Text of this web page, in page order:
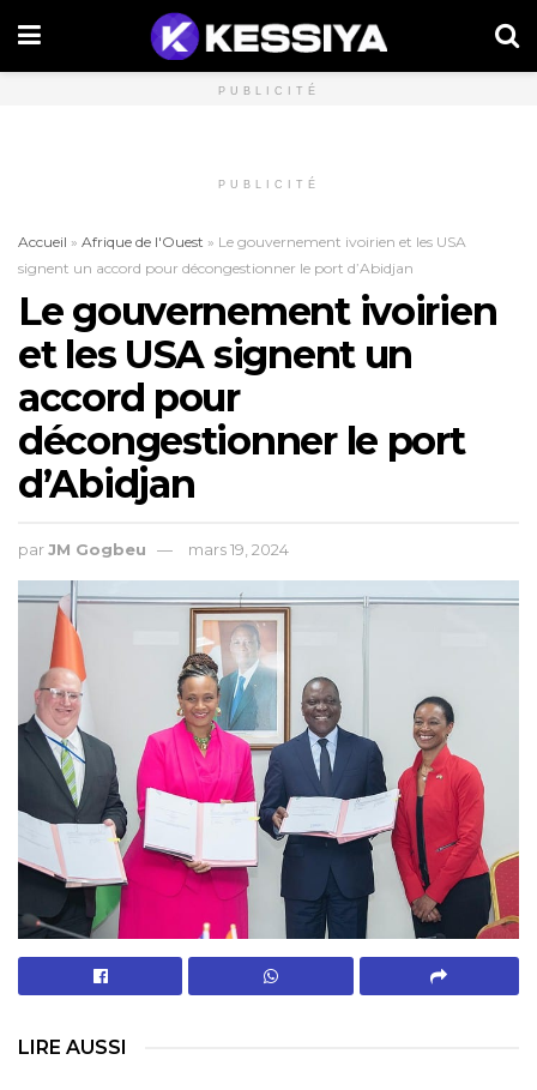
PUBLICITÉ
PUBLICITÉ
Accueil » Afrique de l'Ouest » Le gouvernement ivoirien et les USA
signent un accord pour décongestionner le port d’Abidjan
Le gouvernement ivoirien
et les USA signent un
accord pour
décongestionner le port
d’Abidjan
parJM Gogbeu mars 19, 2024
LIRE AUSSI